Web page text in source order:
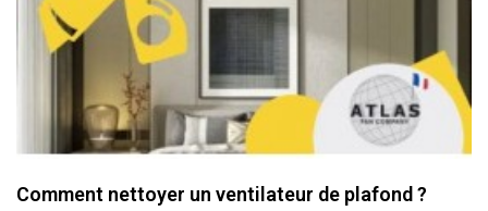
Comment nettoyer un ventilateur de plafond ?